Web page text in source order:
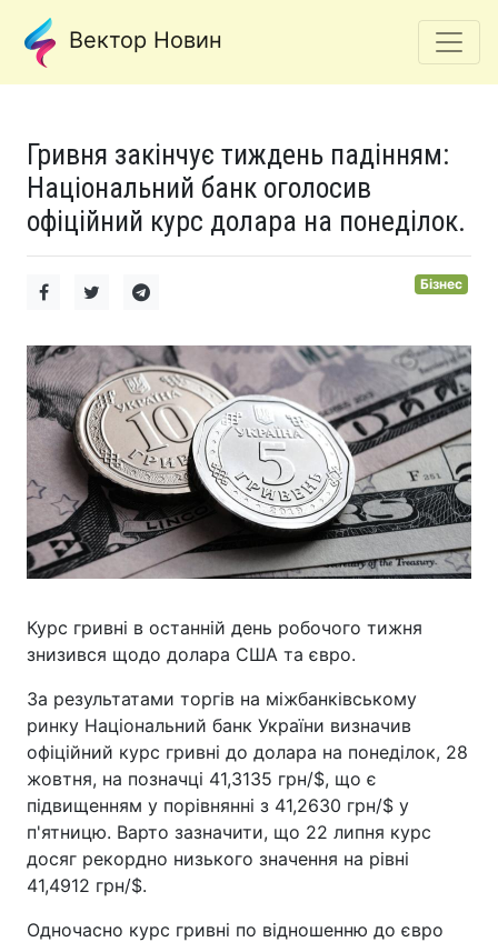
Вектор Новин
Гривня закінчує тиждень падінням:
Національний банк оголосив
офіційний курс долара на понеділок.
Бізнес
Курс гривні в останній день робочого тижня
знизився щодо долара США та євро.
За результатами торгів на міжбанківському
ринку Національний банк України визначив
офіційний курс гривні до долара на понеділок, 28
жовтня, на позначці 41,3135 грн/$, що є
підвищенням у порівнянні з 41,2630 грн/$ у
п'ятницю. Варто зазначити, що 22 липня курс
досяг рекордно низького значення на рівні
41,4912 грн/$.
Одночасно курс гривні по відношенню до євро